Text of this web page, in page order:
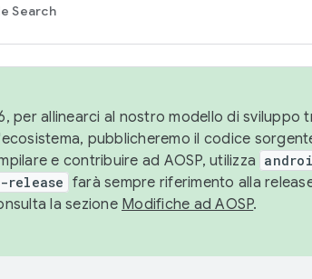
Search
per allinearci al nostro modello di sviluppo
pubblicheremo il codice
e contribuire ad AOSP, utilizza
farà sempre riferimento alla
la sezione Modifiche ad AOSP.